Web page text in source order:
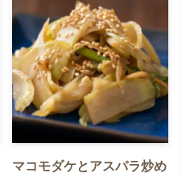
マコモダケとアスパラ炒め